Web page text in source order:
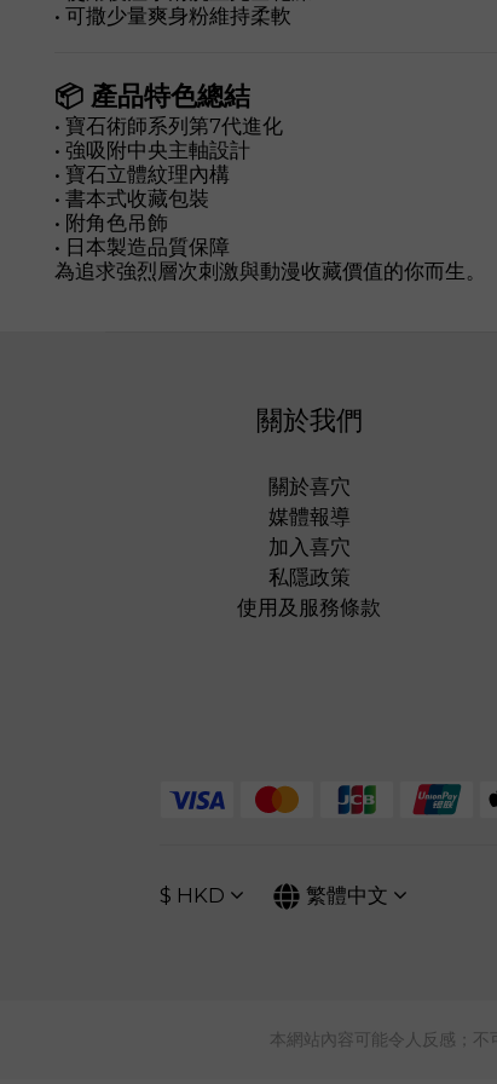
• 可撒少量爽身粉維持柔軟
📦 產品特色總結
• 寶石術師系列第7代進化
• 強吸附中央主軸設計
• 寶石立體紋理內構
• 書本式收藏包裝
• 附角色吊飾
• 日本製造品質保障
為追求強烈層次刺激與動漫收藏價值的你而生。
關於我們
關於喜穴
媒體報導
加入喜穴
私隱政策
使用及服務條款
$ HKD 繁體中文
本網站內容可能令人反感；